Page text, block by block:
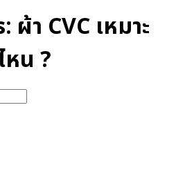
ผ้า CVC เหมาะ
หน ?